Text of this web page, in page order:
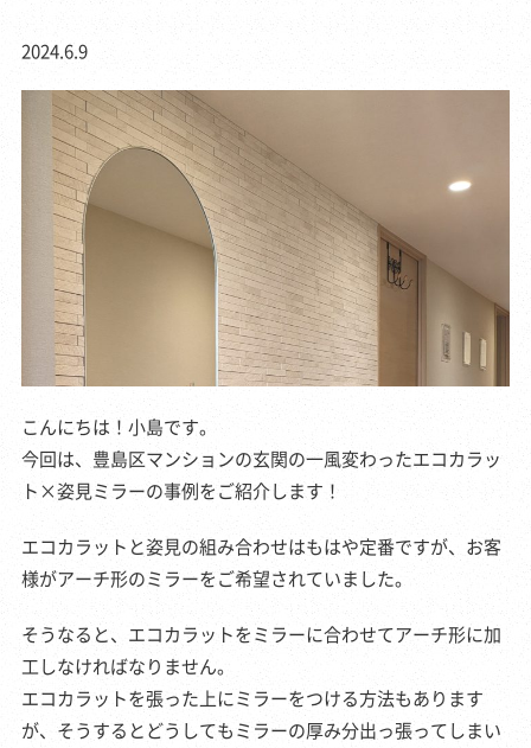
2024.6.9
こんにちは！小島です。
今回は、豊島区マンションの玄関の一風変わったエコカラッ
ト×姿見ミラーの事例をご紹介します！
エコカラットと姿見の組み合わせはもはや定番ですが、お客
様がアーチ形のミラーをご希望されていました。
そうなると、エコカラットをミラーに合わせてアーチ形に加
工しなければなりません。
エコカラットを張った上にミラーをつける方法もあります
が、そうするとどうしてもミラーの厚み分出っ張ってしまい